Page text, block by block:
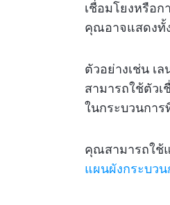
เชื่อมโยงหรือ
คุณอาจแสดงทั้
ตัวอย่างเช่น เ
สามารถใช้ตัวเ
ในกระบวนกา
คุณสามารถใช้
แผนผังกระบวน